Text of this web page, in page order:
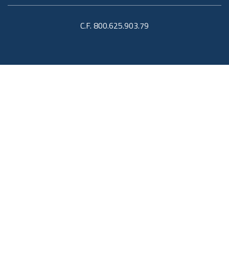
C.F. 800.625.903.79